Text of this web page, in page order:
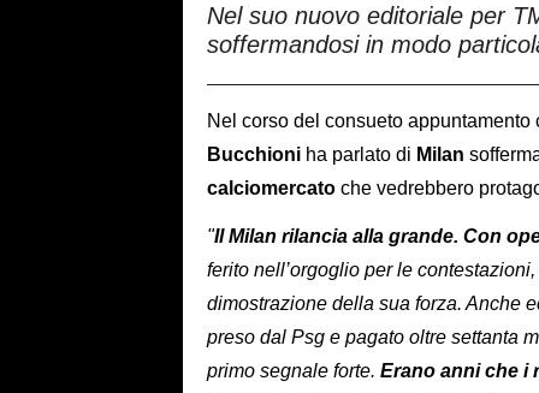
Nel suo nuovo editoriale per
soffermandosi in modo
Nel corso del consueto
Bucchioni ha parlato di Milan
calciomercato che vedrebbero
"Il Milan rilancia alla grande. Con
ferito nell’orgoglio per le
dimostrazione della sua forza. Anche
preso dal Psg e pagato oltre settanta
primo segnale forte. Erano anni che i